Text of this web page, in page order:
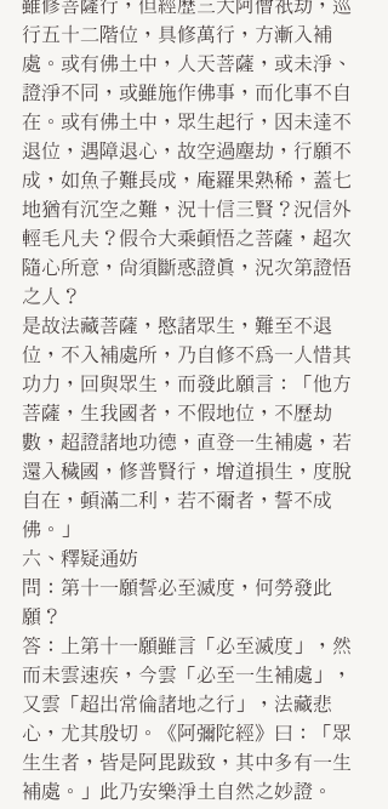
雖修菩薩行，但經歷三大阿僧祇劫，巡
行五十二階位，具修萬行，方漸入補
處。或有佛土中，人天菩薩，或未淨、
證淨不同，或雖施作佛事，而化事不自
在。或有佛土中，眾生起行，因未達不
退位，遇障退心，故空過塵劫，行願不
成，如魚子難長成，庵羅果熟稀，蓋七
地猶有沉空之難，況十信三賢？況信外
輕毛凡夫？假令大乘頓悟之菩薩，超次
隨心所意，尚須斷惑證真，況次第證悟
之人？
是故法藏菩薩，愍諸眾生，難至不退
位，不入補處所，乃自修不為一人惜其
功力，回與眾生，而發此願言：「他方
菩薩，生我國者，不假地位，不歷劫
數，超證諸地功德，直登一生補處，若
還入穢國，修普賢行，增道損生，度脫
自在，頓滿二利，若不爾者，誓不成
佛。」
六、釋疑通妨
問：第十一願誓必至滅度，何勞發此
願？
答：上第十一願雖言「必至滅度」，然
而未雲速疾，今雲「必至一生補處」，
又雲「超出常倫諸地之行」，法藏悲
心，尤其殷切。《阿彌陀經》曰：「眾
生生者，皆是阿毘跋致，其中多有一生
補處。」此乃安樂淨土自然之妙證。